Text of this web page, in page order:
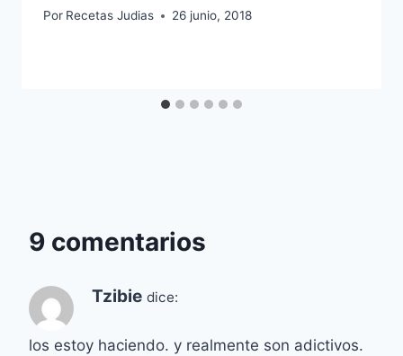
Por Recetas Judias 26 junio, 2018
9 comentarios
Tzibie dice:
los estoy haciendo. y realmente son adictivos.